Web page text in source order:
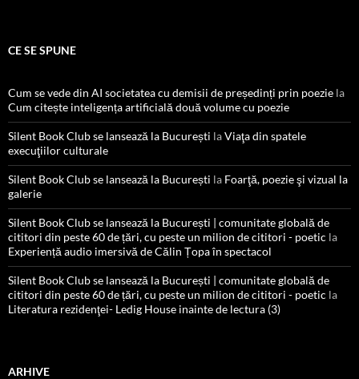
CE SE SPUNE
Cum se vede din AI societatea cu demisii de președinți prin poezie la
Cum citește inteligența artificială două volume cu poezie
Silent Book Club se lansează la București laViaţa din spatele
execuţiilor culturale
Silent Book Club se lansează la București la Foarţă, poezie şi vizual la
galerie
Silent Book Club se lansează la București | comunitate globală de
cititori din peste 60 de țări, cu peste un milion de cititori - poetic la
Experiență audio imersivă de Călin Țopa în spectacol
Silent Book Club se lansează la București | comunitate globală de
cititori din peste 60 de țări, cu peste un milion de cititori - poetic la
Literatura rezidenţei- Ledig House inainte de lectura (3)
ARHIVE